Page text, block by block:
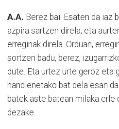
A.A. Berez bai. Esaten da iaz
azpira sartzen direla; eta
erreginak direla. Orduan,
sortzen badu, berez,
dute. Eta urtez urte geroz eta
handienetako bat dela esan
batek aste batean milaka erle
dezake.